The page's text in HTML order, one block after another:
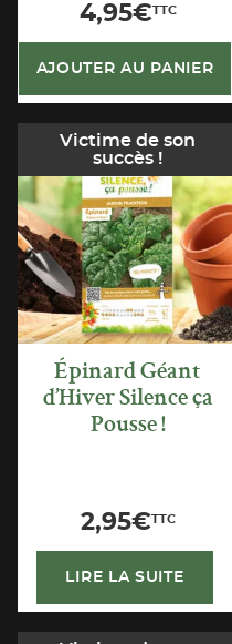
4,95€TTC
AJOUTER AU PANIER
Victime de son
succès !
Épinard Géant
d’Hiver Silence ça
Pousse !
2,95€TTC
LIRE LA SUITE
APERÇU
RAPIDE